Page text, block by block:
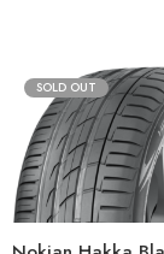
SOLD OUT